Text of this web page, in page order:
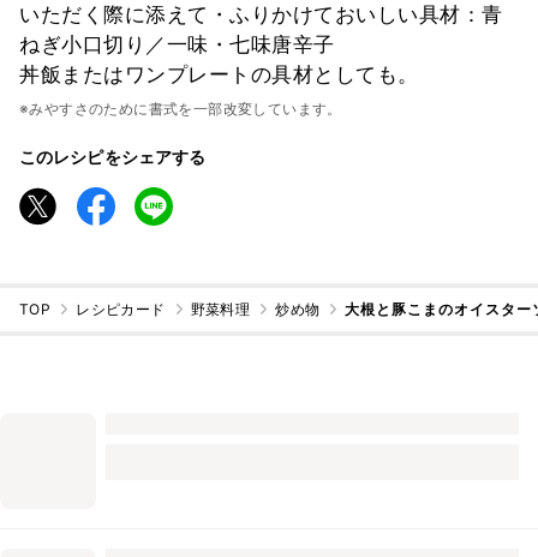
いただく際に添えて・ふりかけておいしい具材：青
ねぎ小口切り／一味・七味唐辛子
丼飯またはワンプレートの具材としても。
※みやすさのために書式を一部改変しています。
このレシピをシェアする
TOP レシピカード 野菜料理 炒め物 大根と豚こまのオイスター